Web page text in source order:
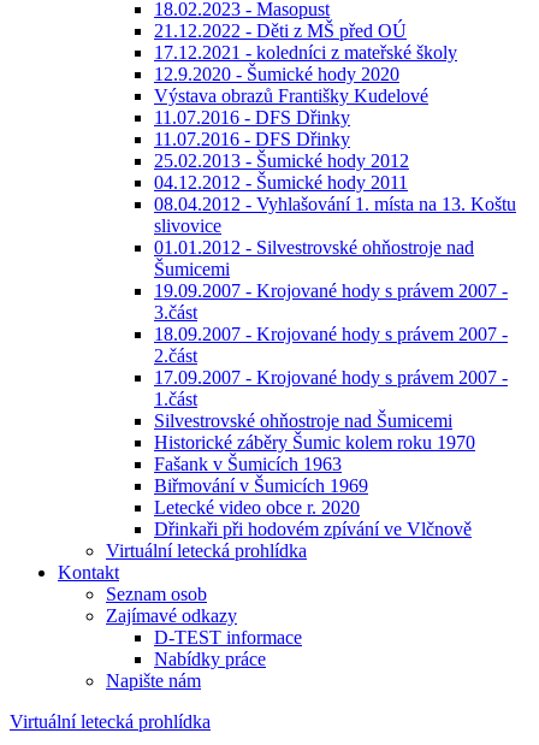
18.02.2023 - Masopust
21.12.2022 - Děti z MŠ před OÚ
17.12.2021 - koledníci z mateřské školy
12.9.2020 - Šumické hody 2020
Výstava obrazů Františky Kudelové
11.07.2016 - DFS Dřinky
11.07.2016 - DFS Dřinky
25.02.2013 - Šumické hody 2012
04.12.2012 - Šumické hody 2011
08.04.2012 - Vyhlašování 1. místa na 13. Koštu
slivovice
01.01.2012 - Silvestrovské ohňostroje nad
Šumicemi
19.09.2007 - Krojované hody s právem 2007 -
3.část
18.09.2007 - Krojované hody s právem 2007 -
2.část
17.09.2007 - Krojované hody s právem 2007 -
1.část
Silvestrovské ohňostroje nad Šumicemi
Historické záběry Šumic kolem roku 1970
Fašank v Šumicích 1963
Biřmování v Šumicích 1969
Letecké video obce r. 2020
Dřinkaři při hodovém zpívání ve Vlčnově
Virtuální letecká prohlídka
Kontakt
Seznam osob
Zajímavé odkazy
D-TEST informace
Nabídky práce
Napište nám
Virtuální letecká prohlídka